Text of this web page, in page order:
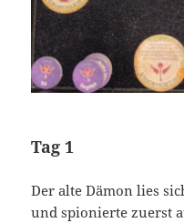
Tag 1
Der alte Dämon lies
und spionierte zuerst